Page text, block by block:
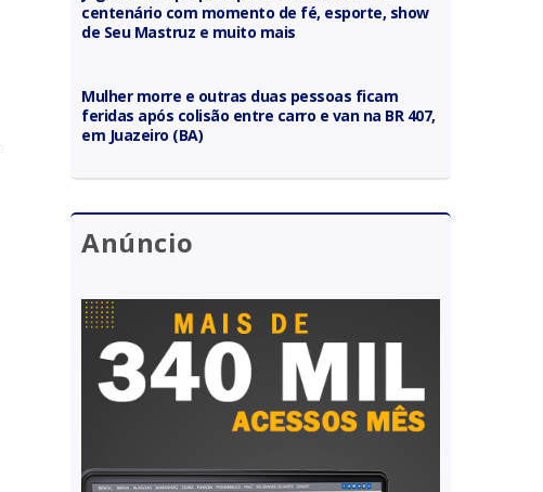
centenário com momento de fé, esporte, show
de Seu Mastruz e muito mais
Mulher morre e outras duas pessoas ficam
feridas após colisão entre carro e van na BR 407,
em Juazeiro (BA)
Anúncio